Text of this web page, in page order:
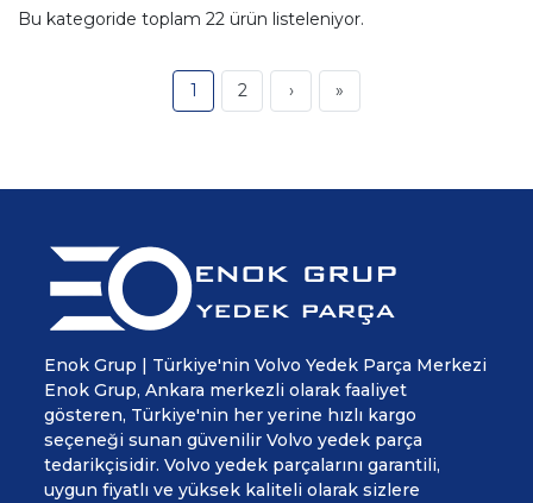
Bu kategoride toplam 22 ürün listeleniyor.
1 2 › »
Enok Grup | Türkiye'nin Volvo Yedek Parça Merkezi
Enok Grup, Ankara merkezli olarak faaliyet
gösteren, Türkiye'nin her yerine hızlı kargo
seçeneği sunan güvenilir Volvo yedek parça
tedarikçisidir. Volvo yedek parçalarını garantili,
uygun fiyatlı ve yüksek kaliteli olarak sizlere